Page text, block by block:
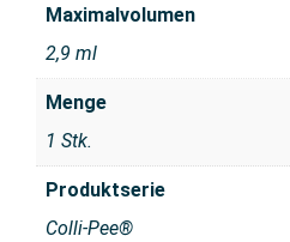
Maximalvolumen
2,9 ml
Menge
1 Stk.
Produktserie
Colli-Pee®